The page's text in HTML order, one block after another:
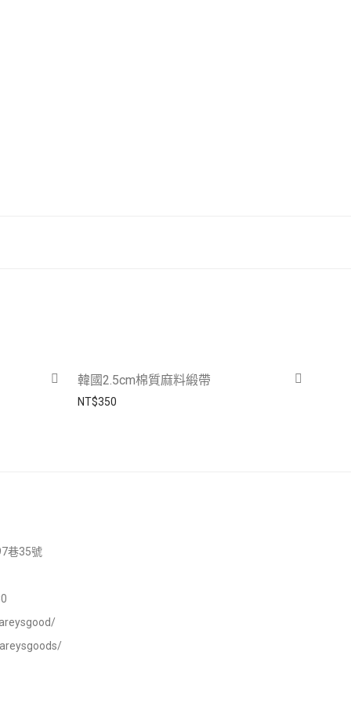
韓國2.5cm棉質麻料緞帶
NT$350
巷35號